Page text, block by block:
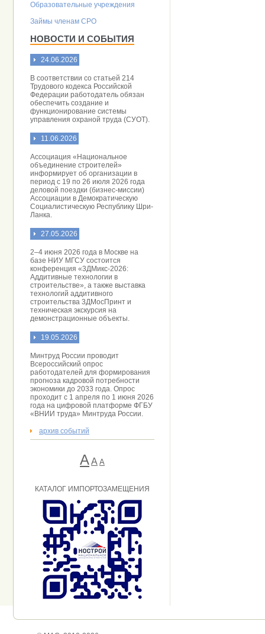
Образовательные учреждения
Займы членам СРО
НОВОСТИ И СОБЫТИЯ
24.06.2026
В соответствии со статьей 214
Трудового кодекса Российской
Федерации работодатель обязан
обеспечить создание и
функционирование системы
управления охраной труда (СУОТ).
11.06.2026
Ассоциация «Национальное
объединение строителей»
информирует об организации в
период с 19 по 26 июля 2026 года
деловой поездки (бизнес-миссии)
Ассоциации в Демократическую
Социалистическую Республику Шри-
Ланка.
27.05.2026
2–4 июня 2026 года в Москве на
базе НИУ МГСУ состоится
конференция «3ДМикс-2026:
Аддитивные технологии в
строительстве», а также выставка
технологий аддитивного
строительства 3ДМосПринт и
техническая экскурсия на
демонстрационные объекты.
19.05.2026
Минтруд России проводит
Всероссийский опрос
работодателей для формирования
прогноза кадровой потребности
экономики до 2033 года. Опрос
проходит с 1 апреля по 1 июня 2026
года на цифровой платформе ФГБУ
«ВНИИ труда» Минтруда России.
архив событий
АA А
КАТАЛОГ ИМПОРТОЗАМЕЩЕНИЯ